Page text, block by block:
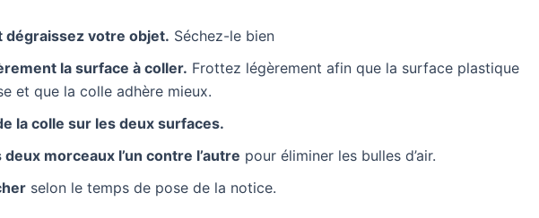
dégraissez votre objet. Séchez-le bien
la surface à coller. Frottez légèrement afin que la surface plastique
et que la colle adhère mieux.
la colle sur les deux surfaces.
morceaux l’un contre l’autre pour éliminer les bulles d’air.
selon le temps de pose de la notice.